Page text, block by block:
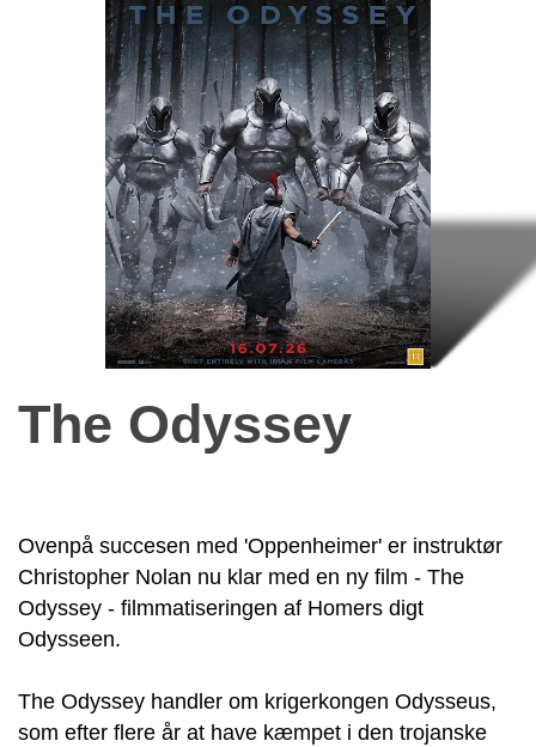
The Odyssey
Ovenpå succesen med 'Oppenheimer' er instruktør
Christopher Nolan nu klar med en ny film - The
Odyssey - filmmatiseringen af Homers digt
Odysseen.
The Odyssey handler om krigerkongen Odysseus,
som efter flere år at have kæmpet i den trojanske